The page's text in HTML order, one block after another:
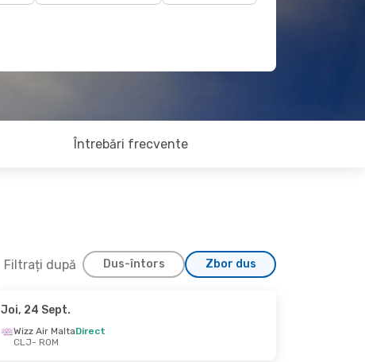
Întrebări frecvente
Filtrați după Dus-întors Zbor dus
Joi, 24 Sept.
Wizz Air MaltaDirect
CLJ- ROM